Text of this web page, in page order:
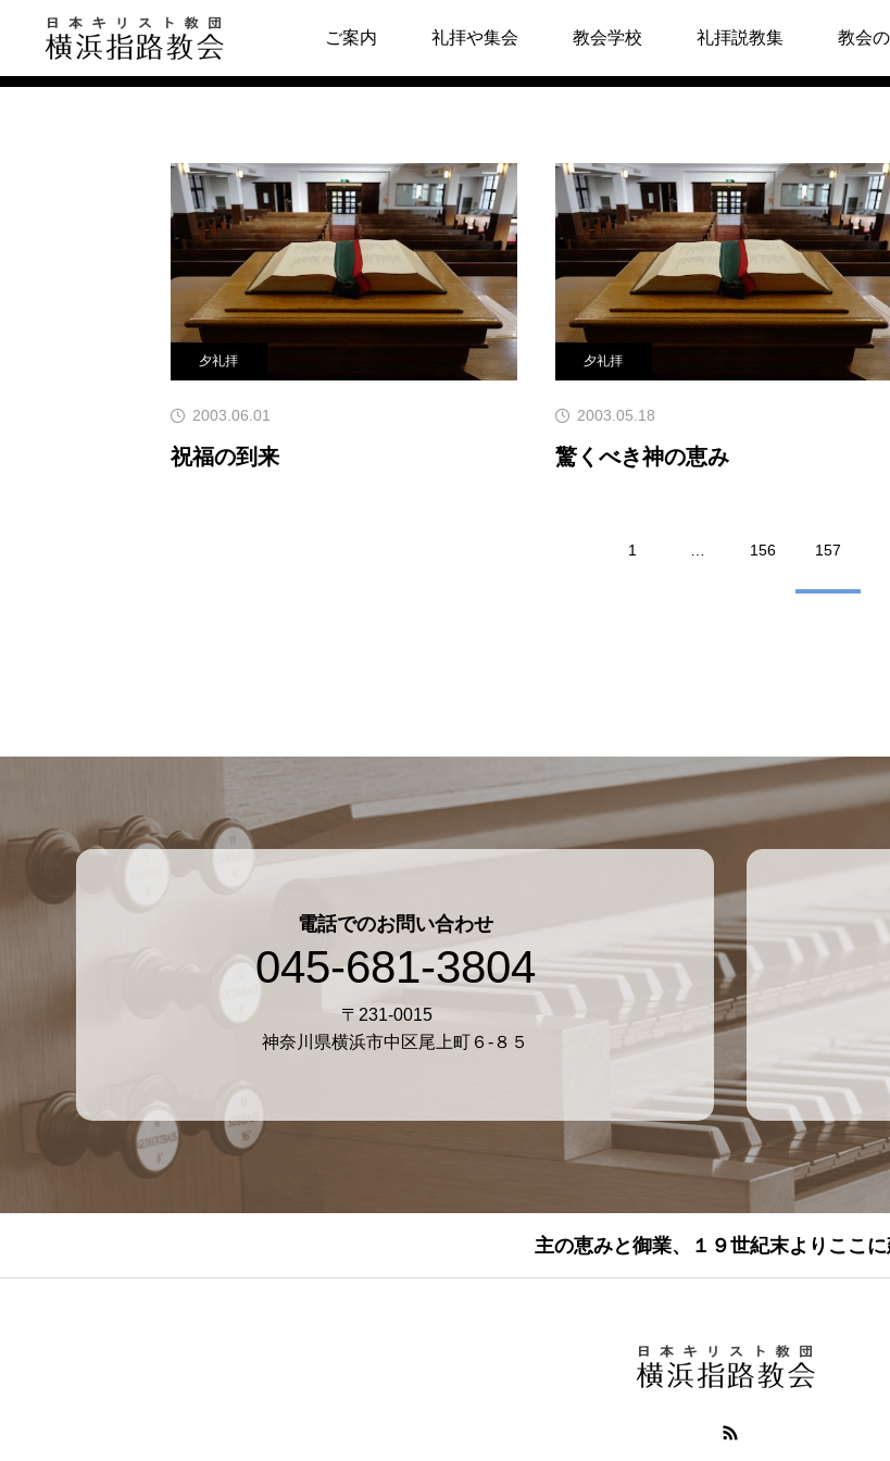
ご案内 礼拝や集会 教会学校 礼拝説教集 教会
教会の歴史
牧師・副牧師より
写真で見る指路教会
聖書とヘボン
礼拝のしおり
会堂開放
はじめの一歩
キリスト教用語集
教会の本棚
聖書が教える幸せ
キリスト教Q&A
教会員の紹介
メッセージ
夕礼拝
2003.06.01
祝福の到来
夕礼拝
2003.05.18
驚くべき神の恵み
1 156 157
電話でのお問い合わせ
045-681-3804
〒231-0015
神奈川県横浜市中区尾上町６-８５
主の恵みと御業、１９世紀末よりここ